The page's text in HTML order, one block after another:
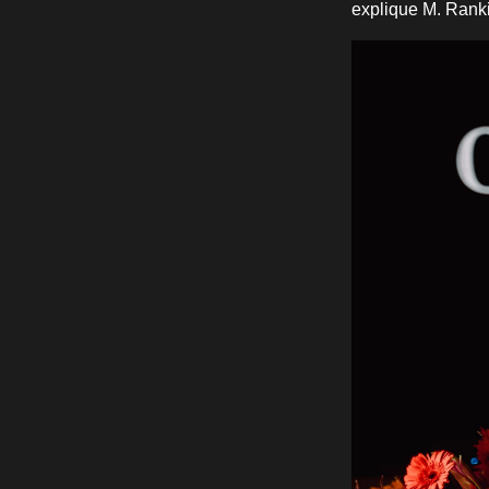
explique M.